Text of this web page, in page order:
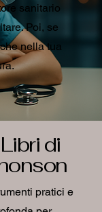
sanitario
Poi, se
nella tua
di
pratici e